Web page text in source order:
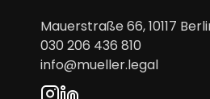
Mauerstraße 66, 10117
030 206 436 810
info@mueller.legal